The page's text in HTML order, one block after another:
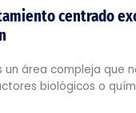
centrado
un área compleja que
biológicos o